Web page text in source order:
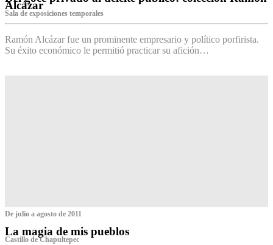
Alcázar
Sala de exposiciones temporales
Ramón Alcázar fue un prominente empresario y político porfirista.
Su éxito económico le permitió practicar su afición…
De julio a agosto de 2011
La magia de mis pueblos
Castillo de Chapultepec